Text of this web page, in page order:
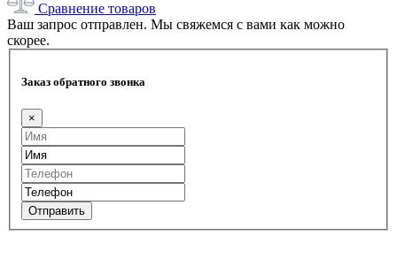
Сравнение товаров
Ваш запрос отправлен. Мы свяжемся с вами как можно
скорее.
Заказ обратного звонка
×
Отправить